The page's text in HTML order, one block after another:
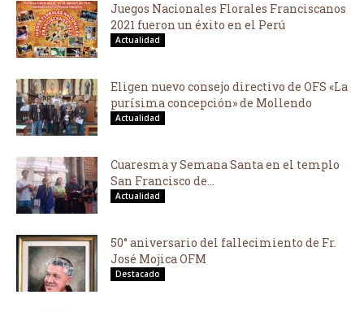
Juegos Nacionales Florales Franciscanos
2021 fueron un éxito en el Perú
Actualidad
Eligen nuevo consejo directivo de OFS «La
purísima concepción» de Mollendo
Actualidad
Cuaresma y Semana Santa en el templo
San Francisco de...
Actualidad
50° aniversario del fallecimiento de Fr.
José Mojica OFM
Destacado